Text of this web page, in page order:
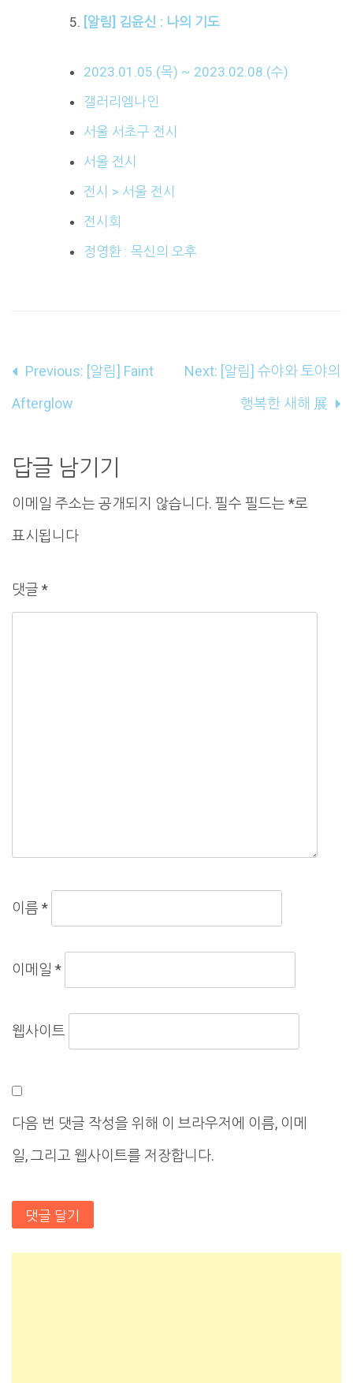
[알림] 김윤신 : 나의 기도
2023.01.05.(목) ~ 2023.02.08.(수)
갤러리엠나인
서울 서초구 전시
서울 전시
전시 > 서울 전시
전시회
정영환 : 목신의 오후
글
내
게
이
션
Previous: [알림] Faint
Afterglow
Next: [알림] 슈야와 토야의
행복한 새해 展
답글 남기기
이메일 주소는 공개되지 않습니다. 필수 필드는 *로
표시됩니다
댓글 *
이름 *
이메일 *
웹사이트
다음 번 댓글 작성을 위해 이 브라우저에 이름, 이메
일, 그리고 웹사이트를 저장합니다.